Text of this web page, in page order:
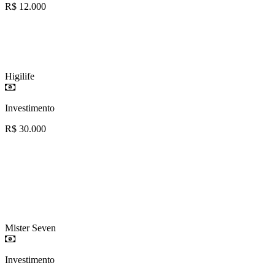
R$ 12.000
Higilife
Investimento
R$ 30.000
Mister Seven
Investimento